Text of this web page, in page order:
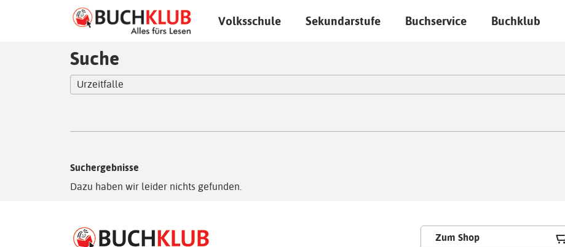
Volksschule Sekundarstufe Buchservice Buchklub
Suche
Suchergebnisse
Dazu haben wir leider nichts gefunden.
Zum Shop